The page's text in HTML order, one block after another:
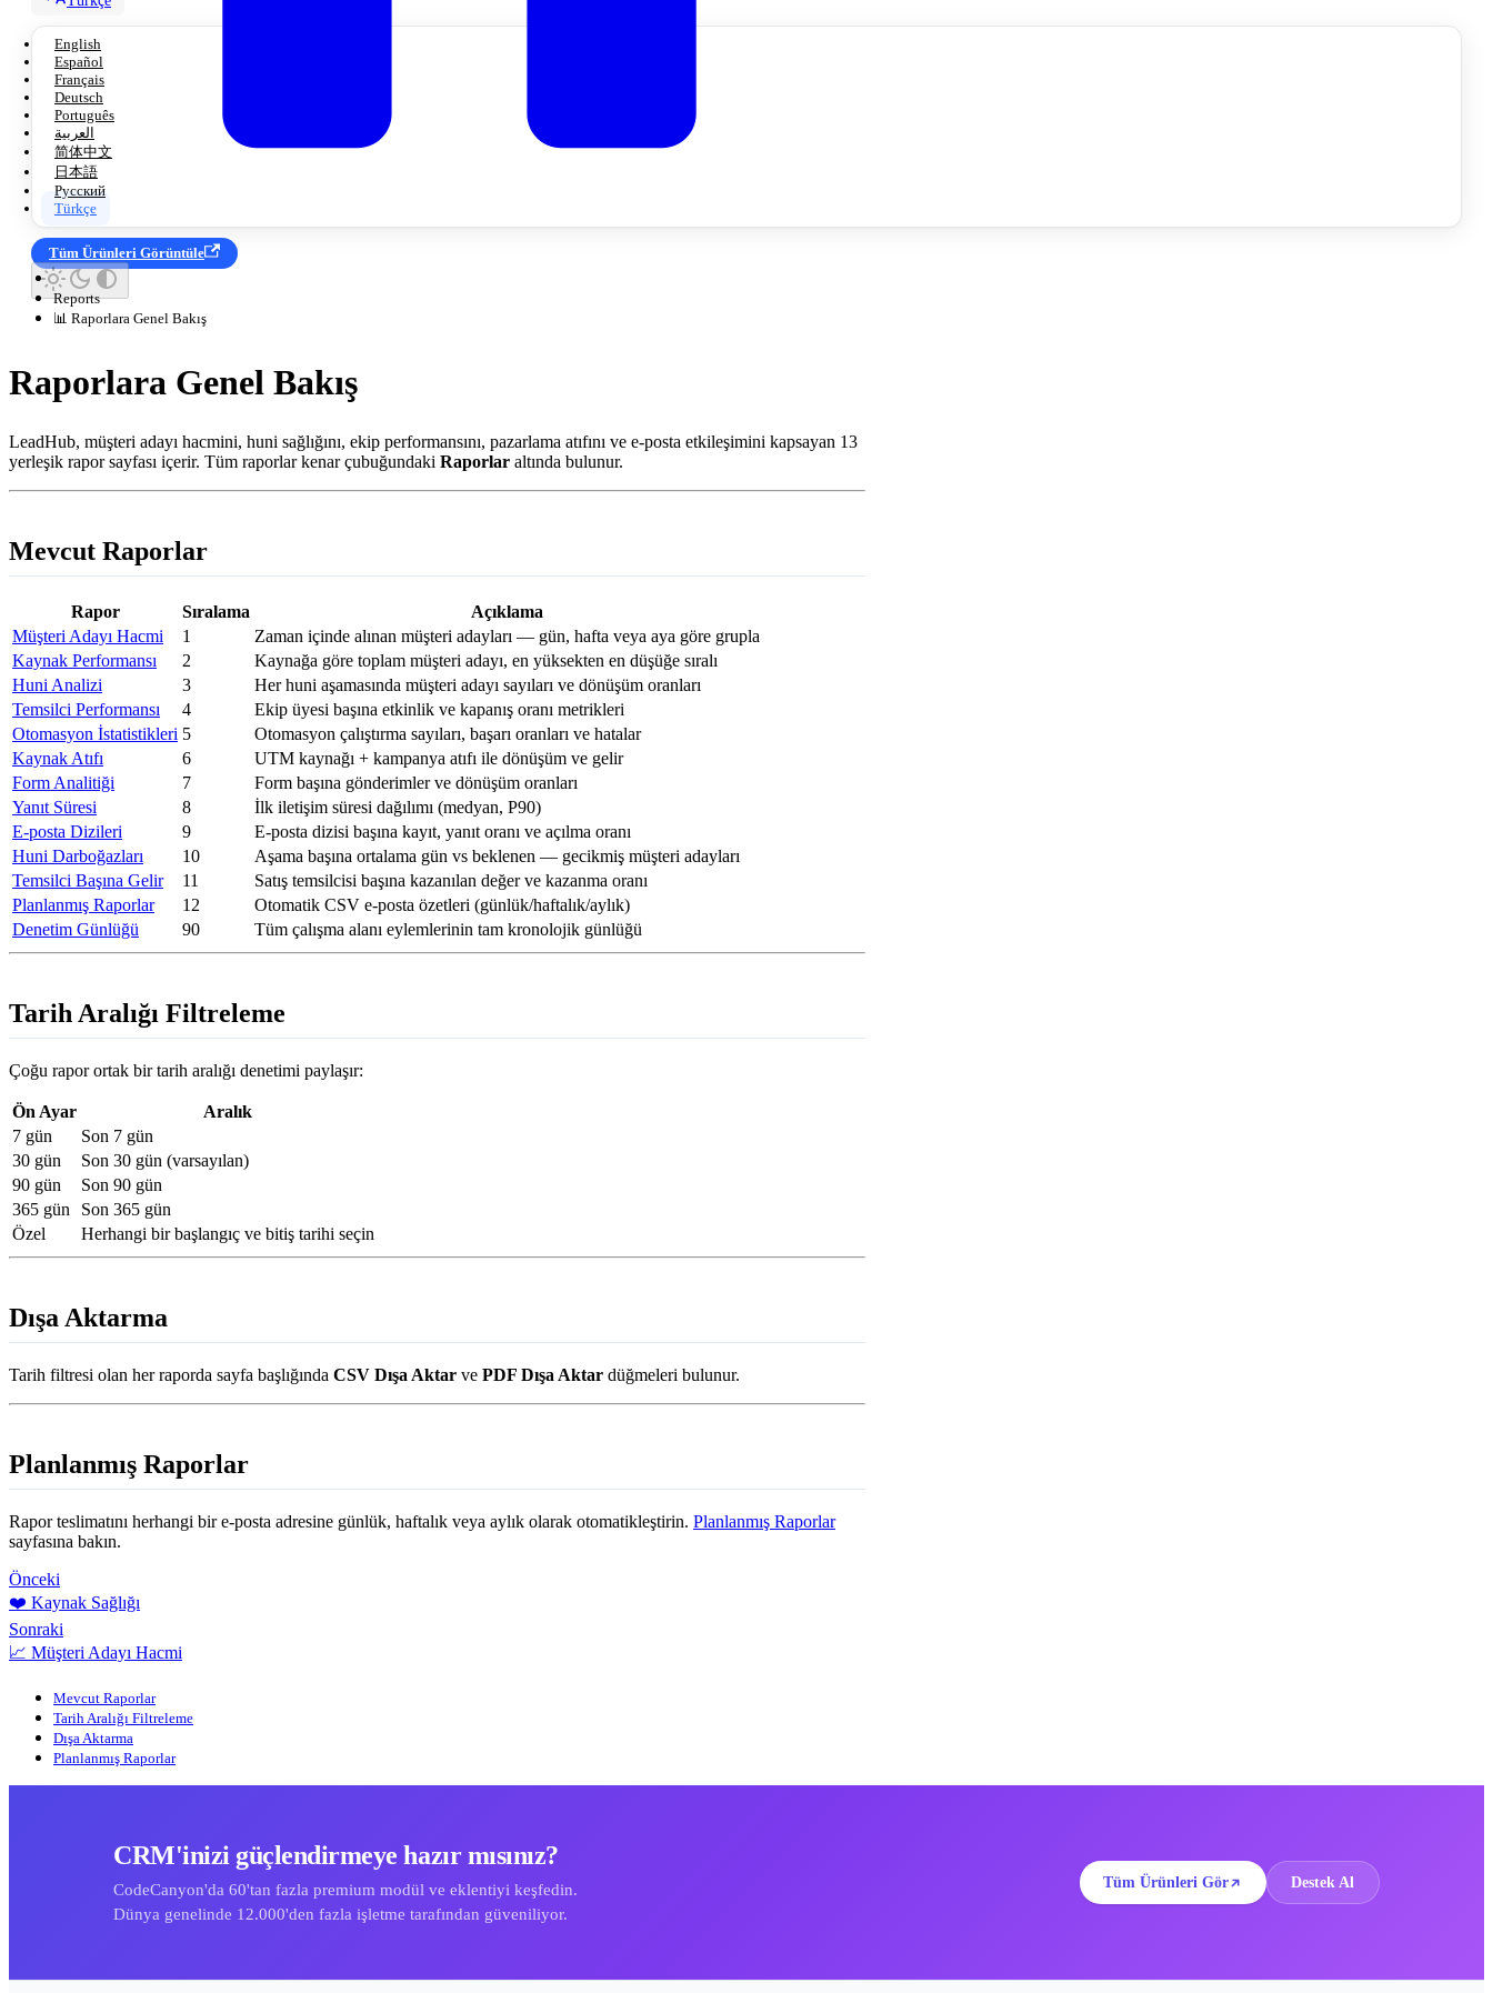
English
Español
Français
Deutsch
Português
العربية
简体中文
日本語
Русский
Türkçe
Tüm Ürünleri Görüntüle
Reports
📊 Raporlara Genel Bakış
Raporlara Genel Bakış
LeadHub, müşteri adayı hacmini, huni sağlığını, ekip performansını, pazarlama atıfını ve e-posta etkileşimini kapsayan 13
yerleşik rapor sayfası içerir. Tüm raporlar kenar çubuğundaki Raporlar altında bulunur.
Mevcut Raporlar
Rapor Sıralama
Açıklama
Müşteri Adayı Hacmi
1
Zaman içinde alınan müşteri adayları — gün, hafta veya aya göre grupla
Kaynak Performansı
2
Kaynağa göre toplam müşteri adayı, en yüksekten en düşüğe sıralı
Huni Analizi
3
Her huni aşamasında müşteri adayı sayıları ve dönüşüm oranları
Temsilci Performansı
4
Ekip üyesi başına etkinlik ve kapanış oranı metrikleri
Otomasyon İstatistikleri 5
Otomasyon çalıştırma sayıları, başarı oranları ve hatalar
Kaynak Atıfı
6
UTM kaynağı + kampanya atıfı ile dönüşüm ve gelir
Form Analitiği
7
Form başına gönderimler ve dönüşüm oranları
Yanıt Süresi
8
İlk iletişim süresi dağılımı (medyan, P90)
E-posta Dizileri
9
E-posta dizisi başına kayıt, yanıt oranı ve açılma oranı
Huni Darboğazları
10
Aşama başına ortalama gün vs beklenen — gecikmiş müşteri adayları
Temsilci Başına Gelir
11
Satış temsilcisi başına kazanılan değer ve kazanma oranı
Planlanmış Raporlar
12
Otomatik CSV e-posta özetleri (günlük/haftalık/aylık)
Denetim Günlüğü
90 Tüm çalışma alanı eylemlerinin tam kronolojik günlüğü
Tarih Aralığı Filtreleme
Çoğu rapor ortak bir tarih aralığı denetimi paylaşır:
Ön Ayar
Aralık
7 gün
Son 7 gün
30 gün
Son 30 gün (varsayılan)
90 gün
Son 90 gün
365 gün
Son 365 gün
Özel
Herhangi bir başlangıç ve bitiş tarihi seçin
Dışa Aktarma
Tarih filtresi olan her raporda sayfa başlığında CSV Dışa Aktar ve PDF Dışa Aktar düğmeleri bulunur.
Planlanmış Raporlar
Rapor teslimatını herhangi bir e-posta adresine günlük, haftalık veya aylık olarak otomatikleştirin. Planlanmış Raporlar
sayfasına bakın.
Önceki
❤️ Kaynak Sağlığı
Sonraki
📈 Müşteri Adayı Hacmi
Mevcut Raporlar
Tarih Aralığı Filtreleme
Dışa Aktarma
Planlanmış Raporlar
CRM'inizi güçlendirmeye hazır mısınız?
CodeCanyon'da 60'tan fazla premium modül ve eklentiyi keşfedin.
Dünya genelinde 12.000'den fazla işletme tarafından güveniliyor.
Tüm Ürünleri Gör Destek Al